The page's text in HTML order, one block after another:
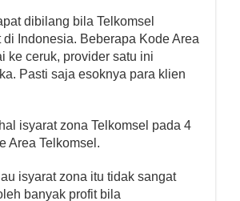
dibilang bila Telkomsel
Indonesia. Beberapa Kode Area
ke ceruk, provider satu ini
Pasti saja esoknya para klien
isyarat zona Telkomsel pada 4
Area Telkomsel.
isyarat zona itu tidak sangat
banyak profit bila